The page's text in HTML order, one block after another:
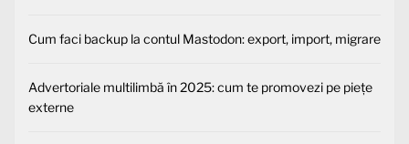
Cum faci backup la contul Mastodon: export, import, migrare
Advertoriale multilimbă în 2025: cum te promovezi pe piețe
externe